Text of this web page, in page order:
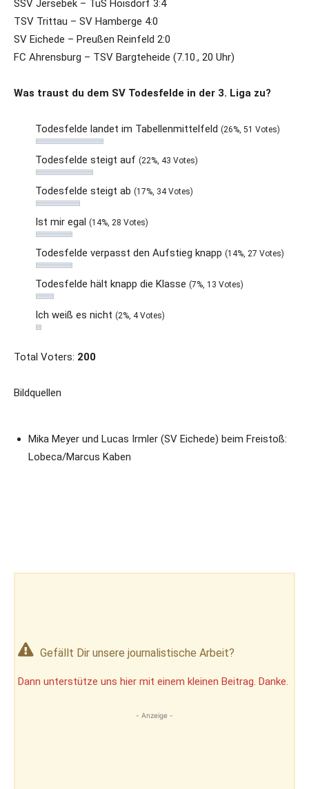
SSV Jersebek – TuS Hoisdorf 3:4
TSV Trittau – SV Hamberge 4:0
SV Eichede – Preußen Reinfeld 2:0
FC Ahrensburg – TSV Bargteheide (7.10., 20 Uhr)
Was traust du dem SV Todesfelde in der 3. Liga zu?
Todesfelde landet im Tabellenmittelfeld (26%, 51 Votes)
Todesfelde steigt auf (22%, 43 Votes)
Todesfelde steigt ab (17%, 34 Votes)
Ist mir egal (14%, 28 Votes)
Todesfelde verpasst den Aufstieg knapp (14%, 27 Votes)
Todesfelde hält knapp die Klasse (7%, 13 Votes)
Ich weiß es nicht (2%, 4 Votes)
Total Voters: 200
Bildquellen
Mika Meyer und Lucas Irmler (SV Eichede) beim Freistoß:
Lobeca/Marcus Kaben
Gefällt Dir unsere journalistische Arbeit?
Dann unterstütze uns hier mit einem kleinen Beitrag. Danke.
- Anzeige -